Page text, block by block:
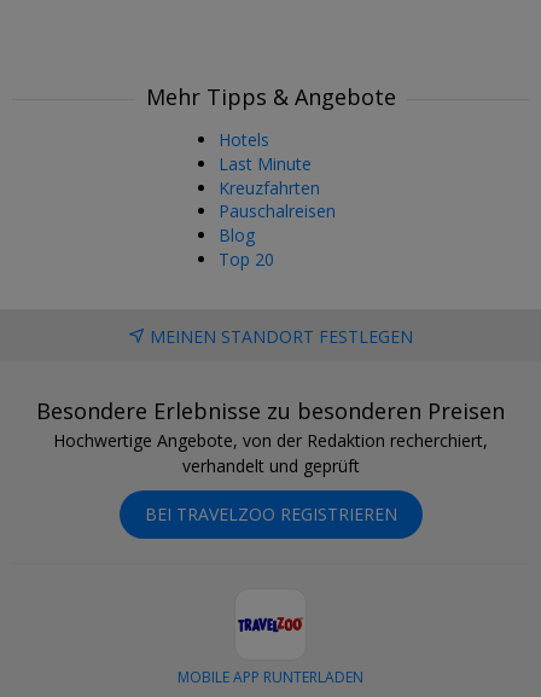
Mehr Tipps & Angebote
Hotels
Last Minute
Kreuzfahrten
Pauschalreisen
Blog
Top 20
MEINEN STANDORT FESTLEGEN
Besondere Erlebnisse zu besonderen Preisen
Hochwertige Angebote, von der Redaktion recherchiert,
verhandelt und geprüft
BEI TRAVELZOO REGISTRIEREN
MOBILE APP RUNTERLADEN